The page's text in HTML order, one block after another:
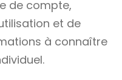
de compte,
et de
à connaître